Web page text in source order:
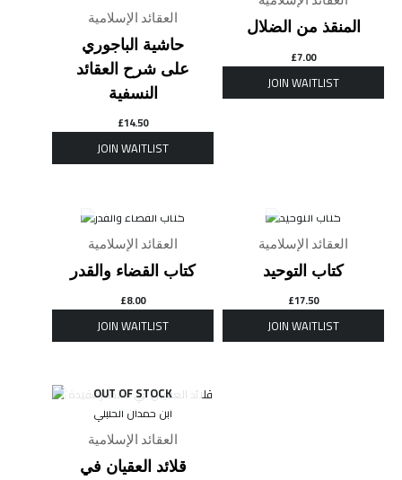
العقائد الإسلامية
حاشية الباجوري
على شرح العقائد
النسفية
£14.50
المنقذ من الضلال
£7.00
العقائد الإسلامية
كتاب القضاء والقدر
£8.00
العقائد الإسلامية
كتاب التوحيد
£17.50
OUT OF STOCK
العقائد الإسلامية
قلائد العقيان في